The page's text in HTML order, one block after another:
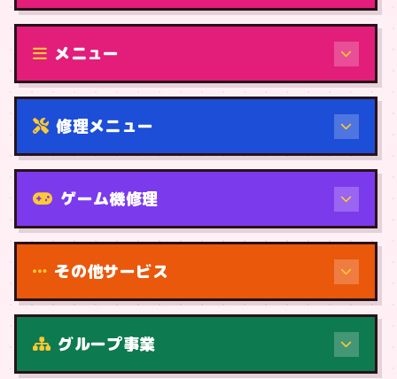
修理（機種から）
メニュー
修理メニュー
機種から
ゲーム機修理
その他サービス
グループ事業